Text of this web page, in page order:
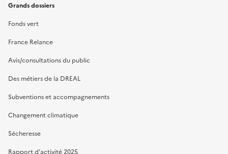
Grands dossiers
Fonds vert
France Relance
Avis/consultations du public
Des métiers de la DREAL
Subventions et accompagnements
Changement climatique
Sécheresse
Rapport d’activité 2025